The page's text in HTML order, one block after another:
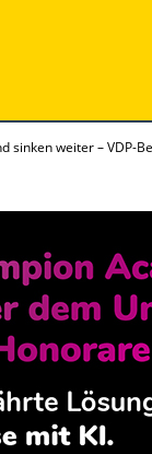
sinken weiter – VDP-